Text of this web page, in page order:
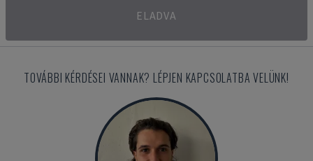
ELADVA
TOVÁBBI KÉRDÉSEI VANNAK? LÉPJEN KAPCSOLATBA VELÜNK!